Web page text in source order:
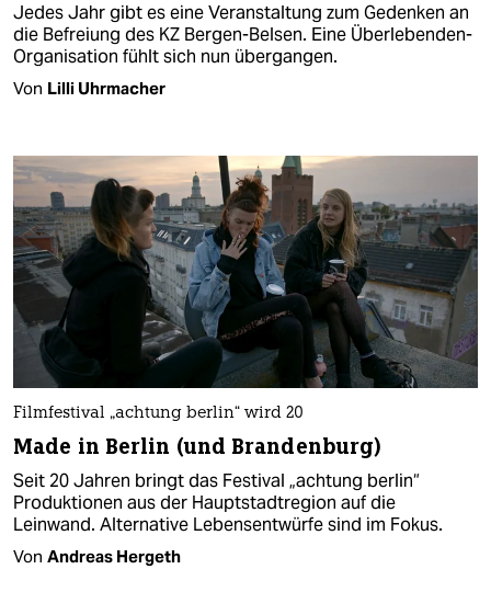
Jedes Jahr gibt es eine Veranstaltung zum Gedenken an
die Befreiung des KZ Bergen-Belsen. Eine Überlebenden-
Organisation fühlt sich nun übergangen.
Von Lilli Uhrmacher
Filmfestival „achtung berlin“ wird 20
Made in Berlin (und Brandenburg)
Seit 20 Jahren bringt das Festival „achtung berlin“
Produktionen aus der Hauptstadtregion auf die
Leinwand. Alternative Lebensentwürfe sind im Fokus.
Von Andreas Hergeth